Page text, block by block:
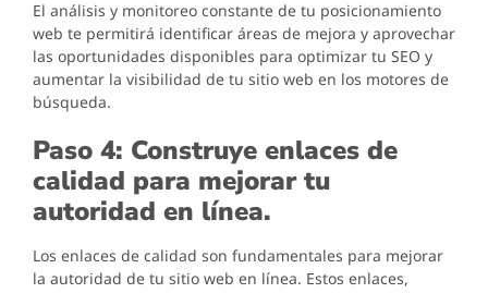
El análisis y monitoreo constante de tu posicionamiento
web te permitirá identificar áreas de mejora y aprovechar
las oportunidades disponibles para optimizar tu SEO y
aumentar la visibilidad de tu sitio web en los motores de
búsqueda.
Paso 4: Construye enlaces de
calidad para mejorar tu
autoridad en línea.
Los enlaces de calidad son fundamentales para mejorar
la autoridad de tu sitio web en línea. Estos enlaces,